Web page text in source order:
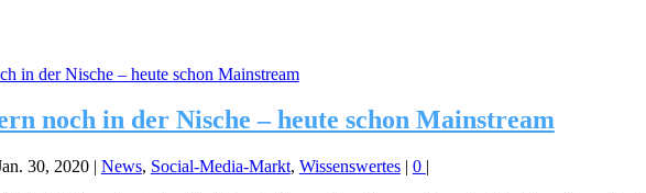
noch in der Nische – heute schon Mainstream
30, 2020| News, Social-Media-Markt, Wissenswertes| 0 |